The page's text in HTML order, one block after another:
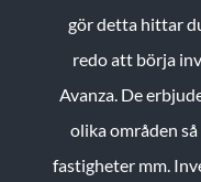
gör detta hittar
redo att börja
Avanza. De
olika områden
fastigheter mm.